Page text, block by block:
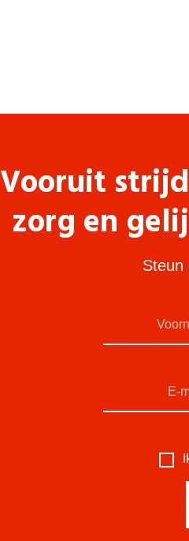
Vooruit
zorg en
Steun